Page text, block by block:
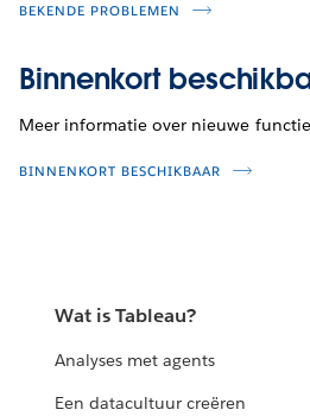
BEKENDE PROBLEMEN
Binnenkort
Meer informatie over nieuwe
BINNENKORT BESCHIKBAAR
Wat is Tableau?
Analyses met agents
Een datacultuur creëren